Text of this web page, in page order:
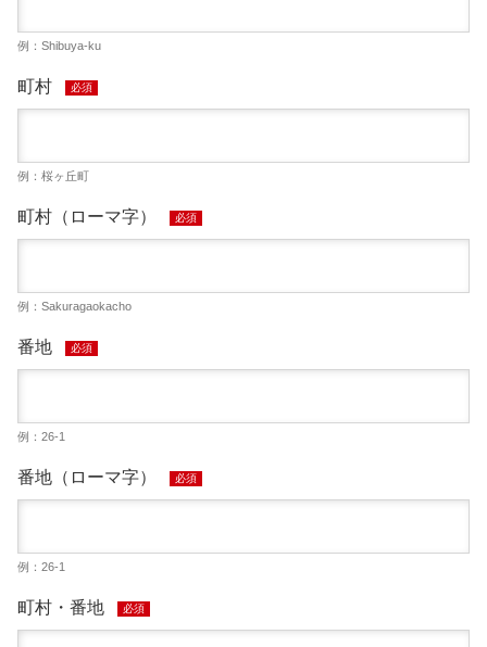
例：Shibuya-ku
町村 必須
例：桜ヶ丘町
町村（ローマ字） 必須
例：Sakuragaokacho
番地 必須
例：26-1
番地（ローマ字） 必須
例：26-1
町村・番地 必須